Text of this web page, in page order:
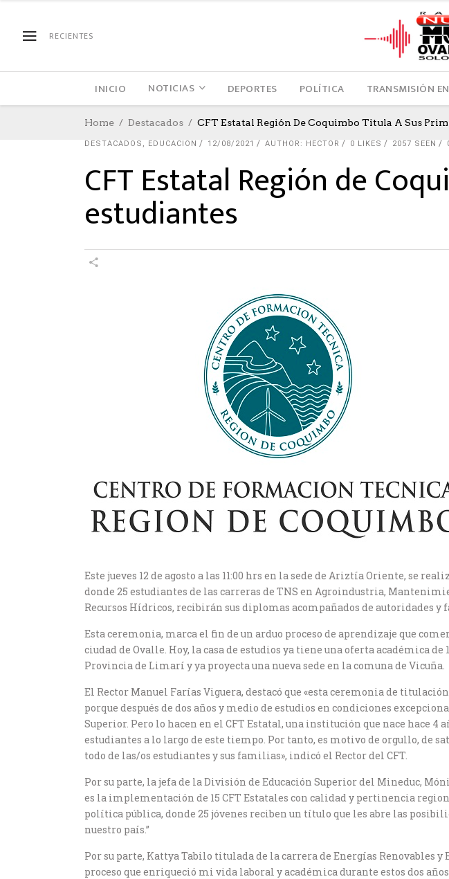
RECIENTES
INICIO NOTICIAS DEPORTES POLÍTICA TRANSMISIÓN
Home Destacados CFT Estatal Región De Coquimbo Titula A Sus
DESTACADOS , EDUCACION 12/08/2021 AUTHOR: HECTOR 0 LIKES 2057 SEEN
CFT Estatal Región de
estudiantes
Este jueves 12 de agosto a las 11:00 hrs en la sede de Ariztía Oriente, se
donde 25 estudiantes de las carreras de TNS en Agroindustria,
Recursos Hídricos, recibirán sus diplomas acompañados de autoridades
Esta ceremonia, marca el fin de un arduo proceso de aprendizaje que
ciudad de Ovalle. Hoy, la casa de estudios ya tiene una oferta académica
Provincia de Limarí y ya proyecta una nueva sede en la comuna de Vicuña.
El Rector Manuel Farías Viguera, destacó que «esta ceremonia de
porque después de dos años y medio de estudios en condiciones
Superior. Pero lo hacen en el CFT Estatal, una institución que nace hace 4
estudiantes a lo largo de este tiempo. Por tanto, es motivo de orgullo, de
todo de las/os estudiantes y sus familias», indicó el Rector del CFT.
Por su parte, la jefa de la División de Educación Superior del Mineduc,
es la implementación de 15 CFT Estatales con calidad y pertinencia
política pública, donde 25 jóvenes reciben un título que les abre las
nuestro país.”
Por su parte, Kattya Tabilo titulada de la carrera de Energías
proceso que enriqueció mi vida laboral y académica durante estos dos